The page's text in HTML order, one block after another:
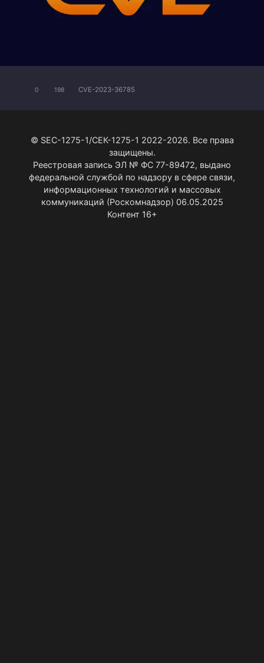
0 198 CVE-2023-36785
© SEC-1275-1/СЕК-1275-1 2022-2026. Все права
защищены.
Реестровая запись ЭЛ № ФС 77-89472, выдано
федеральной службой по надзору в сфере связи,
информационных технологий и массовых
коммуникаций (Роскомнадзор) 06.05.2025
Контент 16+